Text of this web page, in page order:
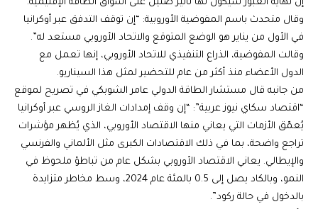
إن نهاية العبور سيكون لها تأثير ضئيل على أسواق الطاقة الإقليمية.
وقال متحدث باسم المفوضية الأوروبية: “إن توقف التدفق عبر أوكرانيا
في الأول من يناير هو الوضع المتوقع والاتحاد الأوروبي مستعد له”.
وقالت المفوضية، الذراع التنفيذي للاتحاد الأوروبي، إنها تعمل مع
الدول الأعضاء منذ أكثر من عام للتحضير لمثل هذا السيناريو.
من جانبه قال مستشار الطاقة الدولي عامر الشوبكي في تصريح لموقع
“اقتصاد سكاي نيوز عربية”: “إن وقف إمدادات الغاز الروسي عبر أوكرانيا
يُعمّق الأزمات التي يعاني منها الاقتصاد الأوروبي، الذي يُظهر مؤشرات
تراجع واضحة، بما في ذلك الاقتصادات الكبرى مثل الألماني والفرنسي
والإيطالي. يعاني الاقتصاد الأوروبي بشكل عام من تباطؤ ملحوظ في
النمو، وبالكاد يصل إلى 0.5 بالمئة عام 2024، وسط مخاطر متزايدة
بالدخول في حالة ركود”.